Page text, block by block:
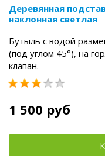
Деревянная
наклонная светлая
Бутыль с водой
(под углом 45°), на
клапан.
1 500 руб